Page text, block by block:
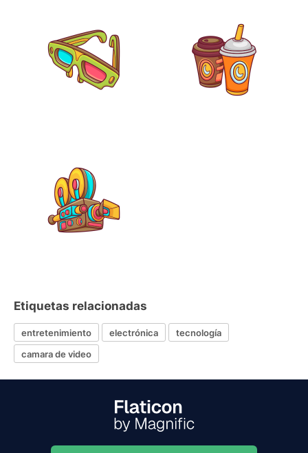
Etiquetas relacionadas
entretenimiento electrónica
tecnología
camara de video